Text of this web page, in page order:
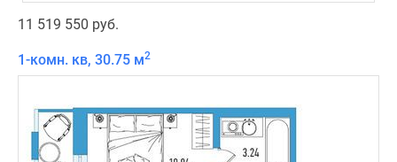
11 519 550 руб.
1-комн. кв, 30.75 м2